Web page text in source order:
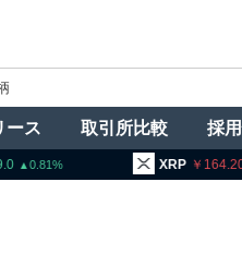
ース 取引所比較 採
164.20 0.92